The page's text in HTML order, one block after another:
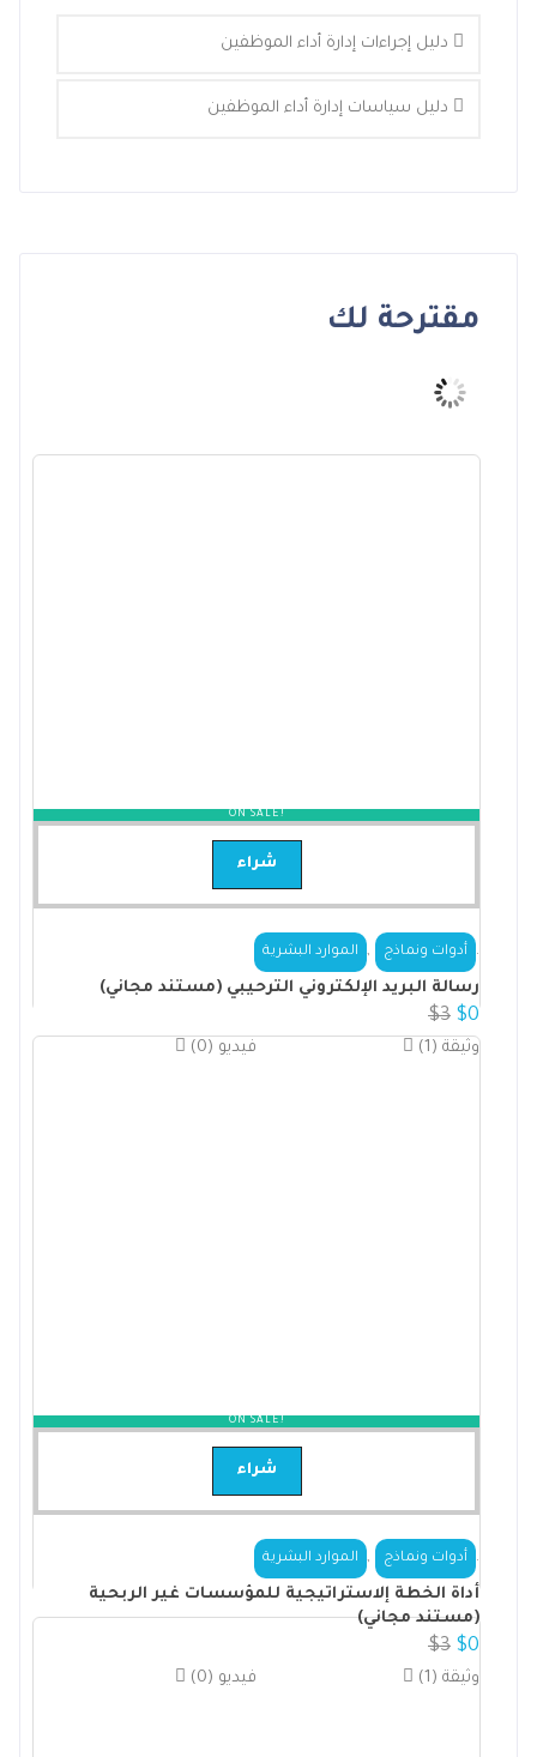
دليل إجراءات إدارة أداء الموظفين
دليل سياسات إدارة أداء الموظفين
مقترحة لك
ON SALE!
شراء
الموارد البشرية أدوات ونماذج
رسالة البريد الإلكتروني الترحيبي (مستند مجاني)
$3 $0
(0) فيديو (1) وثيقة
ON SALE!
شراء
الموارد البشرية أدوات ونماذج
أداة الخطة إلاستراتيجية للمؤسسات غير الربحية
(مستند مجاني)
$3 $0
(0) فيديو (1) وثيقة